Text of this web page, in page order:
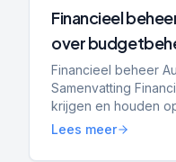
Financieel
over
planning
Financieel beheer
Samenvatting
krijgen en houden
Budgetbeheer helpt
Lees meer